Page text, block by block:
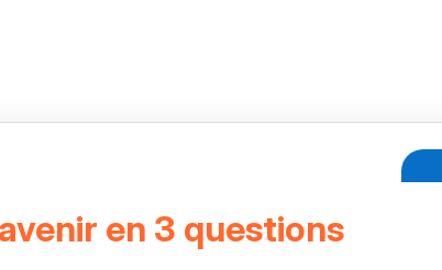
en 3 questions